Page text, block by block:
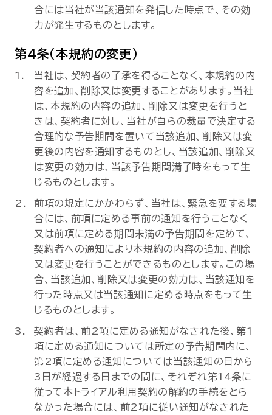
合には当社が当該通知を発信した時点で、その効
力が発生するものとします。
第4条（本規約の変更）
当社は、契約者の了承を得ることなく、本規約の内
容を追加、削除又は変更することがあります。当社
は、本規約の内容の追加、削除又は変更を行うと
きは、契約者に対し、当社が自らの裁量で決定する
合理的な予告期間を置いて当該追加、削除又は変
更後の内容を通知するものとし、当該追加、削除又
は変更の効力は、当該予告期間満了時をもって生
じるものとします。
前項の規定にかかわらず、当社は、緊急を要する場
合には、前項に定める事前の通知を行うことなく
又は前項に定める期間未満の予告期間を定めて、
契約者への通知により本規約の内容の追加、削除
又は変更を行うことができるものとします。この場
合、当該追加、削除又は変更の効力は、当該通知を
行った時点又は当該通知に定める時点をもって生
じるものとします。
契約者は、前2項に定める通知がなされた後、第1
項に定める通知については所定の予告期間内に、
第2項に定める通知については当該通知の日から
3日が経過する日までの間に、それぞれ第14条に
従って本トライアル利用契約の解約の手続をとら
なかった場合には、前2項に従い通知がなされた